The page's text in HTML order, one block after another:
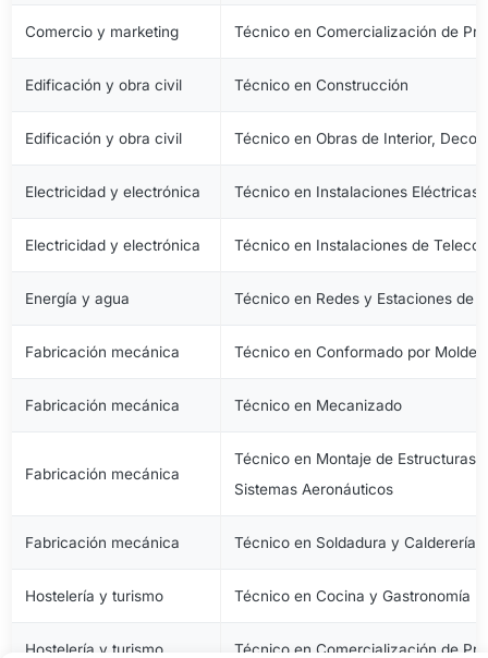
Comercio y marketing Técnico en Comercialización de
Edificación y obra civil Técnico en Construcción
Edificación y obra civil Técnico en Obras de Interior,
Electricidad y electrónica Técnico en Instalaciones Eléctricas
Electricidad y electrónica Técnico en Instalaciones de
Energía y agua Técnico en Redes y Estaciones de
Fabricación mecánica Técnico en Conformado por
Fabricación mecánica Técnico en Mecanizado
Fabricación mecánica
Técnico en Montaje de Estructuras
Sistemas Aeronáuticos
Fabricación mecánica Técnico en Soldadura y Calderería
Hostelería y turismo Técnico en Cocina y Gastronomía
Hostelería y turismo Técnico en Comercialización de